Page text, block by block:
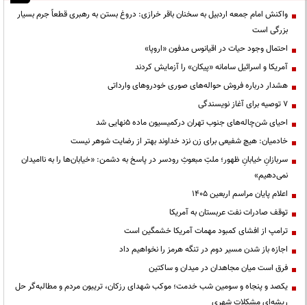
واکنش امام جمعه اردبیل به سخنان باقر خرازی: دروغ بستن به رهبری قطعاً جرم بسیار
بزرگی است
احتمال وجود حیات در اقیانوس مدفون «اروپا»
آمریکا و اسرائیل سامانه «پیکان» را آزمایش کردند
هشدار درباره فروش حواله‌های صوری خودروهای وارداتی
۷ توصیه برای آغاز نویسندگی
احیای شن‌چاله‌های جنوب تهران درکمیسیون ماده ۵نهایی شد
خادمیان: هیچ شفیعی برای زن نزد خداوند بهتر از رضایت شوهر نیست
سربازانِ خیابانِ ظهور؛ ملتِ مبعوثِ رودسر در پاسخ به دشمن: «خیابان‌ها را به ناامیدان
نمی‌دهیم»
اعلام پایان مراسم اربعین ۱۴۰۵
توقف صادرات نفت عربستان به آمریکا
ترامپ از افشای کمبود مهمات آمریکا خشمگین است
اجازه باز شدن مسیر دوم در تنگه هرمز را نخواهیم داد
فرق است میان مجاهدان در میدان و ساکتین
یکصد و پنجاه و سومین شب خدمت؛ موکب شهدای رزکان، تریبون مردم و مطالبه‌گر حل
ریشه‌ای مشکلات شهری